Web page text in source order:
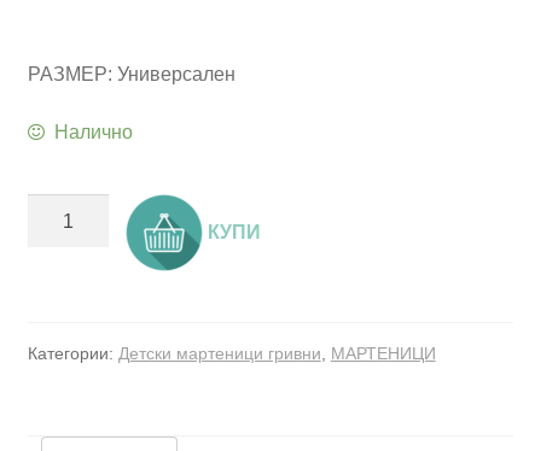
РАЗМЕР: Универсален
Налично
-
КУПИ
Категории: Детски мартеници гривни МАРТЕНИЦИ